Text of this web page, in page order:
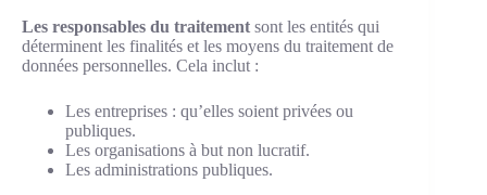
Les responsables du traitement sont les entités qui
déterminent les finalités et les moyens du traitement de
données personnelles. Cela inclut :
Les entreprises : qu’elles soient privées ou
publiques.
Les organisations à but non lucratif.
Les administrations publiques.